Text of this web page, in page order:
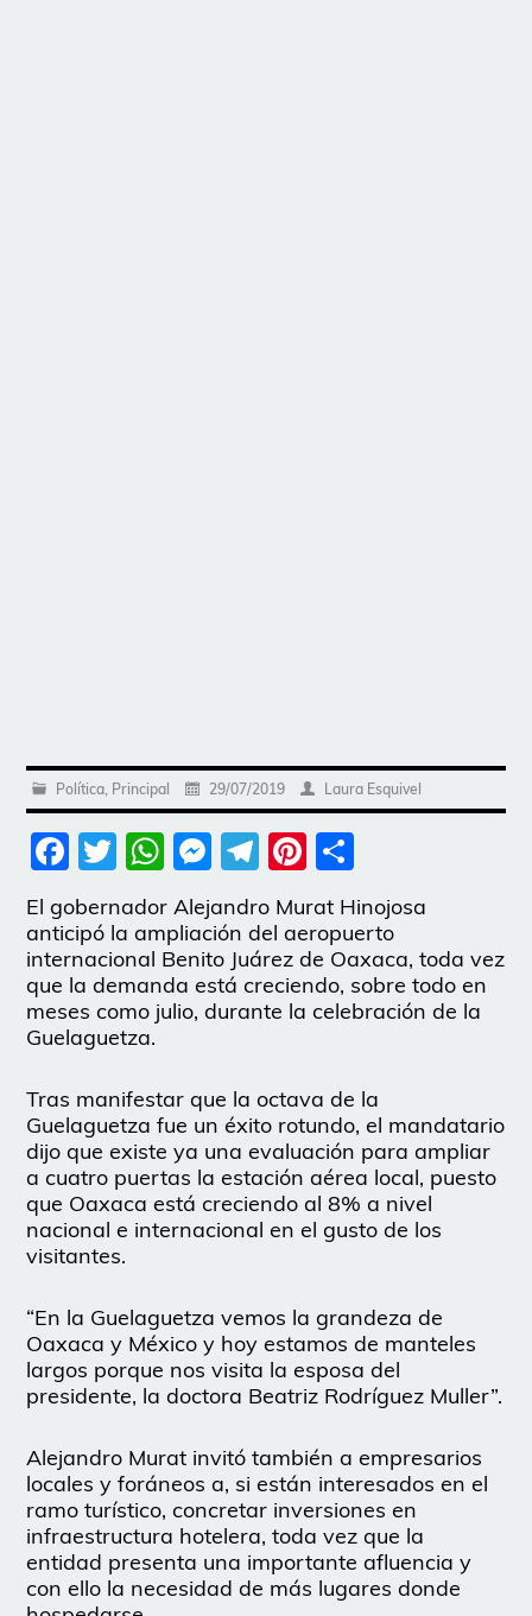
Política, Principal 29/07/2019 Laura Esquivel
Facebook
Twitter
WhatsApp
Messenger
Telegram
Pinterest
El gobernador Alejandro Murat Hinojosa
anticipó la ampliación del aeropuerto
internacional Benito Juárez de Oaxaca, toda vez
que la demanda está creciendo, sobre todo en
meses como julio, durante la celebración de la
Guelaguetza.
Tras manifestar que la octava de la
Guelaguetza fue un éxito rotundo, el mandatario
dijo que existe ya una evaluación para ampliar
a cuatro puertas la estación aérea local, puesto
que Oaxaca está creciendo al 8% a nivel
nacional e internacional en el gusto de los
visitantes.
“En la Guelaguetza vemos la grandeza de
Oaxaca y México y hoy estamos de manteles
largos porque nos visita la esposa del
presidente, la doctora Beatriz Rodríguez Muller”.
Alejandro Murat invitó también a empresarios
locales y foráneos a, si están interesados en el
ramo turístico, concretar inversiones en
infraestructura hotelera, toda vez que la
entidad presenta una importante afluencia y
con ello la necesidad de más lugares donde